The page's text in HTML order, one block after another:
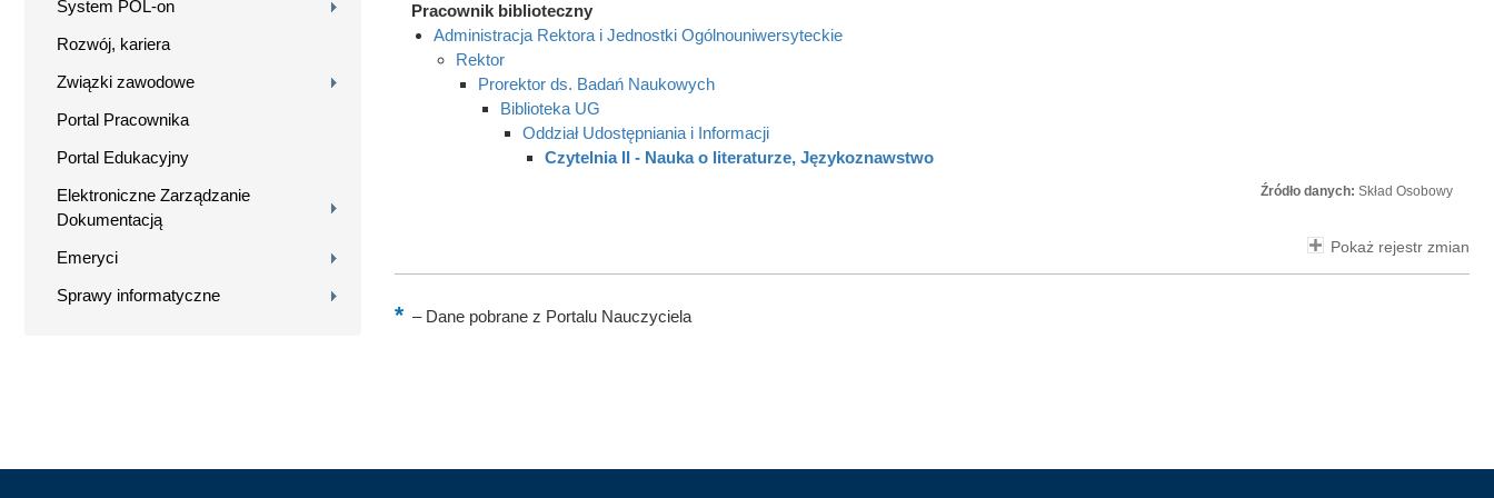
System POL-on
Rozwój, kariera
Związki zawodowe
Portal Pracownika
Portal Edukacyjny
Elektroniczne Zarządzanie
Dokumentacją
Emeryci
Sprawy informatyczne
Pracownik biblioteczny
Administracja Rektora i Jednostki Ogólnouniwersyteckie
Rektor
Prorektor ds. Badań Naukowych
Biblioteka UG
Oddział Udostępniania i Informacji
Czytelnia II - Nauka o literaturze, Językoznawstwo
Źródło danych: Skład Osobowy
Pokaż rejestr zmian
–Dane pobrane z Portalu Nauczyciela